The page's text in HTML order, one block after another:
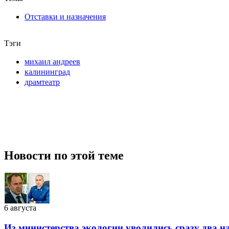
Отставки и назначения
Тэги
михаил андреев
калининград
драмтеатр
Новости по этой теме
6 августа